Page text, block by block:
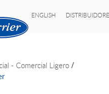
ENGLISH
- Comercial Ligero /